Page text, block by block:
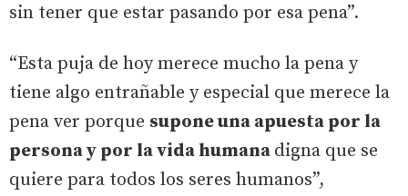
sin tener que estar pasando por esa pena”.
“Esta puja de hoy merece mucho la pena y
tiene algo entrañable y especial que merece la
pena ver porque supone una apuesta por la
persona y por la vida humana digna que se
quiere para todos los seres humanos”,